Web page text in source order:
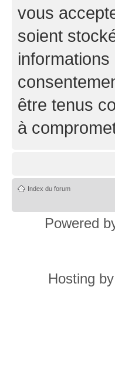
vous
soient
être tenus
à
Index du forum
Powered
Hosting by